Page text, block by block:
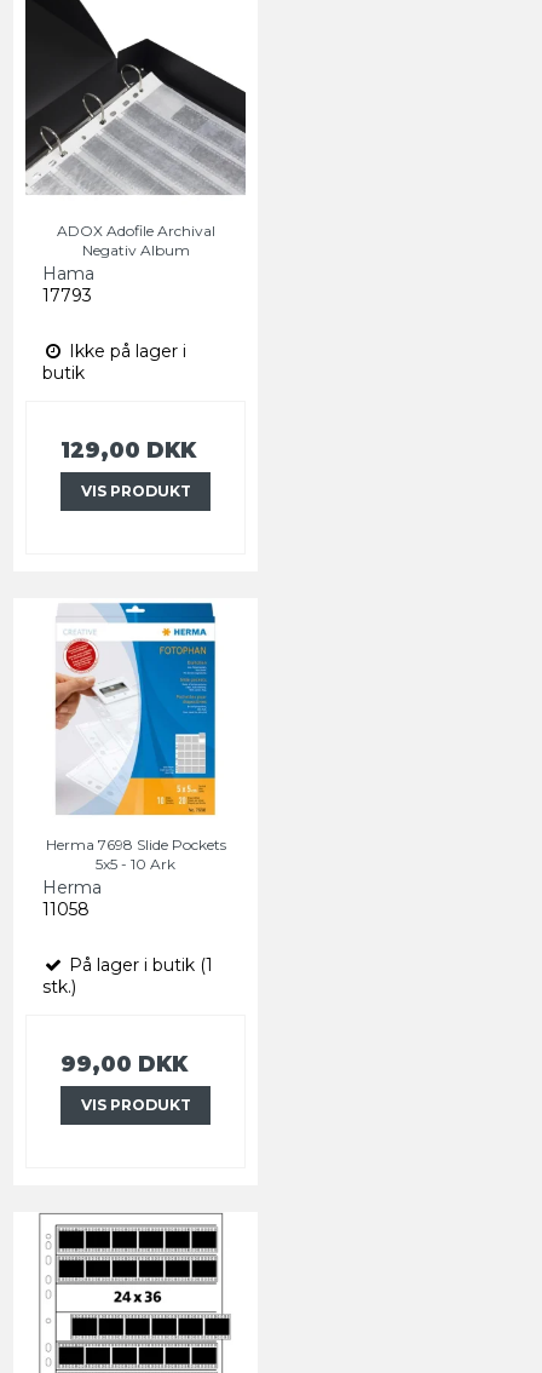
ADOX Adofile Archival
Negativ Album
Hama
17793
Ikke på lager i
butik
129,00 DKK
VIS PRODUKT
Herma 7698 Slide Pockets
5x5 - 10 Ark
Herma
11058
På lager i butik (1
stk.)
99,00 DKK
VIS PRODUKT